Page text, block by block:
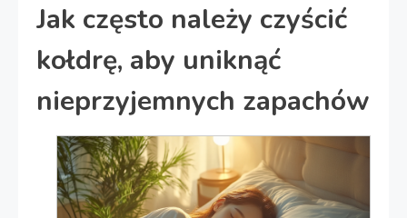
Jak często należy czyścić
kołdrę, aby uniknąć
nieprzyjemnych zapachów